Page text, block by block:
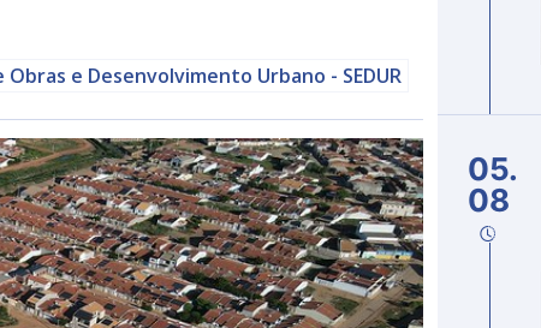
e Desenvolvimento Urbano - SEDUR
05.
08